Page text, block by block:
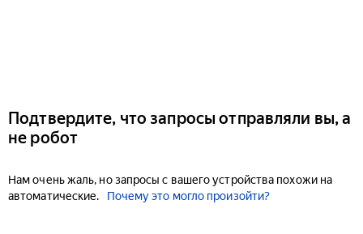
Подтвердите, что запросы отправляли вы, а
не робот
Нам очень жаль, но запросы с вашего устройства похожи на
автоматические.
Почему это могло произойти?